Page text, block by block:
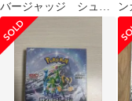
バージャッジ シュリ
ンク付き未開封BOX
ッ